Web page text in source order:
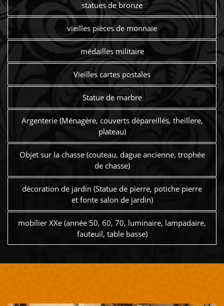
statues de bronze
vieilles pièces de monnaie
médailles militaire
Vieilles cartes postales
Statue de marbre
Argenterie (Ménagère, couverts dépareillés, theillere,
plateau)
Objet sur la chasse (couteau, dague ancienne, trophée
de chasse)
décoration de jardin (Statue de pierre, potiche pierre
et fonte salon de jardin)
mobilier XXe (année 50, 60, 70, luminaire, lampadaire,
fauteuil, table basse)